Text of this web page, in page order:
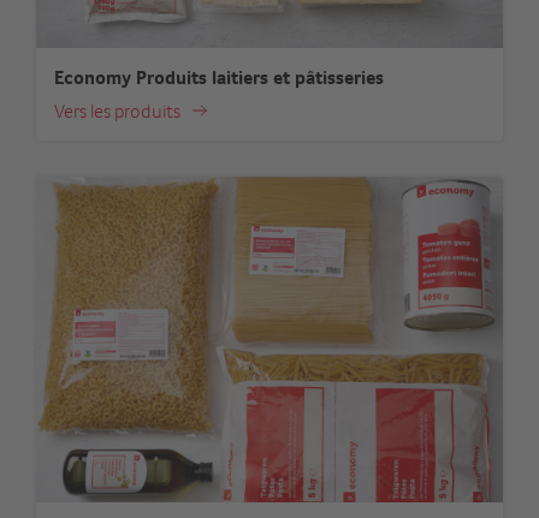
Economy Produits laitiers et pâtisseries
Vers les produits